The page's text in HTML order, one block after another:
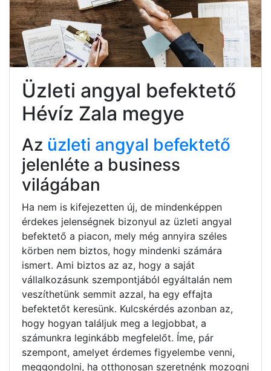
Üzleti angyal befektető
Hévíz Zala megye
Az üzleti angyal befektető
jelenléte a business
világában
Ha nem is kifejezetten új, de mindenképpen
érdekes jelenségnek bizonyul az üzleti angyal
befektető a piacon, mely még annyira széles
körben nem biztos, hogy mindenki számára
ismert. Ami biztos az az, hogy a saját
vállalkozásunk szempontjából egyáltalán nem
veszíthetünk semmit azzal, ha egy effajta
befektetőt keresünk. Kulcskérdés azonban az,
hogy hogyan találjuk meg a legjobbat, a
számunkra leginkább megfelelőt. Íme, pár
szempont, amelyet érdemes figyelembe venni,
meggondolni, ha otthonosan szeretnénk mozogni